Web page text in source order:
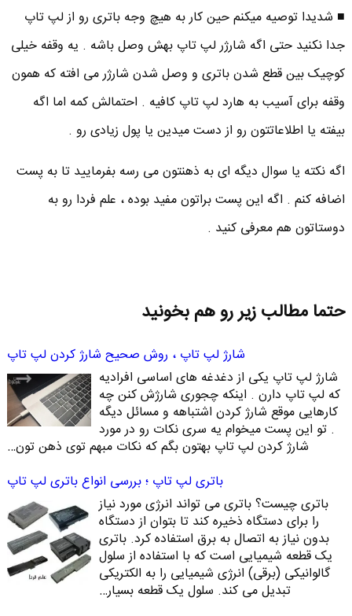
■ شدیدا توصیه میکنم حین کار به هیچ وجه باتری رو از لپ تاپ
جدا نکنید حتی اگه شارژر لپ تاپ بهش وصل باشه . یه وقفه خیلی
کوچیک بین قطع شدن باتری و وصل شدن شارژر می افته که همون
وقفه برای آسیب به هارد لپ تاپ کافیه . احتمالش کمه اما اگه
بیفته یا اطلاعاتتون رو از دست میدین یا پول زیادی رو .
اگه نکته یا سوال دیگه ای به ذهنتون می رسه بفرمایید تا به پست
اضافه کنم . اگه این پست براتون مفید بوده ، علم فردا رو به
دوستاتون هم معرفی کنید .
حتما مطالب زیر رو هم بخونید
شارژ لپ تاپ ، روش صحیح شارژ کردن لپ تاپ
شارژ لپ تاپ یکی از دغدغه های اساسی افرادیه
که لپ تاپ دارن . اینکه چجوری شارژش کنن چه
کارهایی موقع شارژ کردن اشتباهه و مسائل دیگه
. تو این پست میخوام یه سری نکات رو در مورد
شارژ کردن لپ تاپ بهتون بگم که نکات مبهم توی ذهن تون…
باتری لپ تاپ ؛ بررسی انواع باتری لپ تاپ
باتری چیست؟ باتری می تواند انرژی مورد نیاز
را برای دستگاه ذخیره کند تا بتوان از دستگاه
بدون نیاز به اتصال به برق استفاده کرد. باتری
یک قطعه شیمیایی است که با استفاده از سلول
گالوانیکی (برقی) انرژی شیمیایی را به الکتریکی
تبدیل می کند. سلول یک قطعه بسیار…